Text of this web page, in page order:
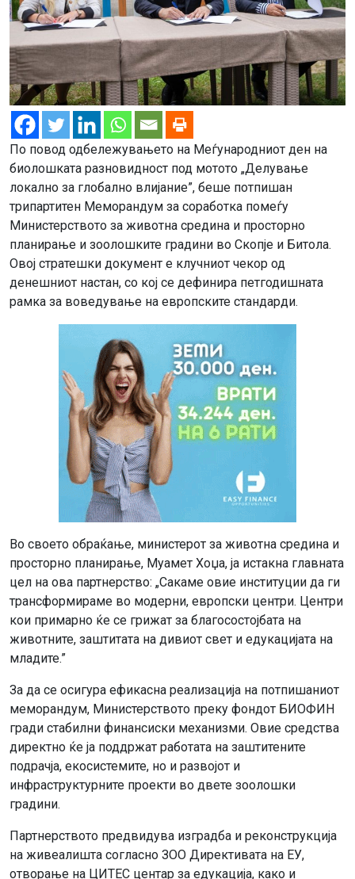
По повод одбележувањето на Меѓународниот ден на
биолошката разновидност под мотото „Делување
локално за глобално влијание”, беше потпишан
трипартитен Меморандум за соработка помеѓу
Министерството за животна средина и просторно
планирање и зоолошките градини во Скопје и Битола.
Овој стратешки документ е клучниот чекор од
денешниот настан, со кој се дефинира петгодишната
рамка за воведување на европските стандарди.
Во своето обраќање, министерот за животна средина и
просторно планирање, Муамет Хоџа, ја истакна главната
цел на ова партнерство: „Сакаме овие институции да ги
трансформираме во модерни, европски центри. Центри
кои примарно ќе се грижат за благосостојбата на
животните, заштитата на дивиот свет и едукацијата на
младите.”
За да се осигура ефикасна реализација на потпишаниот
меморандум, Министерството преку фондот БИОФИН
гради стабилни финансиски механизми. Овие средства
директно ќе ја поддржат работата на заштитените
подрачја, екосистемите, но и развојот и
инфраструктурните проекти во двете зоолошки
градини.
Партнерството предвидува изградба и реконструкција
на живеалишта согласно ЗОО Директивата на ЕУ,
отворање на ЦИТЕС центар за едукација, како и